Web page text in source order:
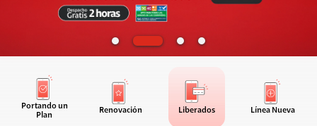
Portando un
Plan
Renovación Liberados Línea Nueva